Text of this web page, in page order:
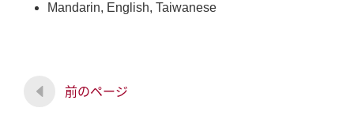
Mandarin, English, Taiwanese
前のページ